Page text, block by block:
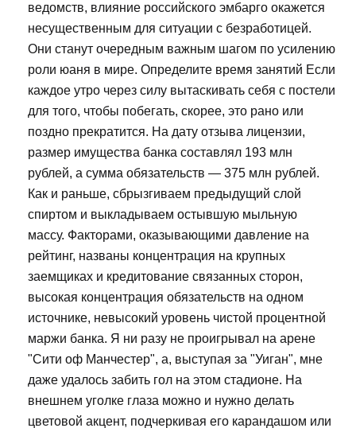
ведомств, влияние российского эмбарго окажется
несущественным для ситуации с безработицей.
Они станут очередным важным шагом по усилению
роли юаня в мире. Определите время занятий Если
каждое утро через силу вытаскивать себя с постели
для того, чтобы побегать, скорее, это рано или
поздно прекратится. На дату отзыва лицензии,
размер имущества банка составлял 193 млн
рублей, а сумма обязательств — 375 млн рублей.
Как и раньше, сбрызгиваем предыдущий слой
спиртом и выкладываем остывшую мыльную
массу. Факторами, оказывающими давление на
рейтинг, названы концентрация на крупных
заемщиках и кредитование связанных сторон,
высокая концентрация обязательств на одном
источнике, невысокий уровень чистой процентной
маржи банка. Я ни разу не проигрывал на арене
"Сити оф Манчестер", а, выступая за "Уиган", мне
даже удалось забить гол на этом стадионе. На
внешнем уголке глаза можно и нужно делать
цветовой акцент, подчеркивая его карандашом или